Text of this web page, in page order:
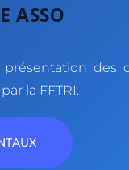
ASSO
des
la FFTRI.